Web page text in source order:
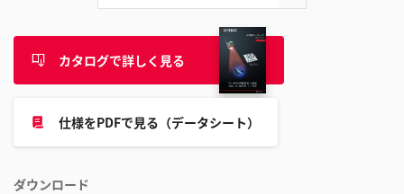
カタログで詳しく見る
仕様をPDFで見る（データシート）
ダウンロード